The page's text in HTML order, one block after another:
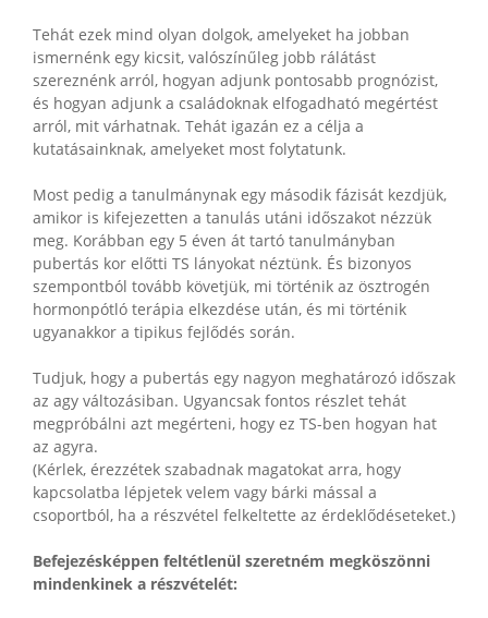
Tehát ezek mind olyan dolgok, amelyeket ha jobban
ismernénk egy kicsit, valószínűleg jobb rálátást
szereznénk arról, hogyan adjunk pontosabb prognózist,
és hogyan adjunk a családoknak elfogadható megértést
arról, mit várhatnak. Tehát igazán ez a célja a
kutatásainknak, amelyeket most folytatunk.
Most pedig a tanulmánynak egy második fázisát kezdjük,
amikor is kifejezetten a tanulás utáni időszakot nézzük
meg. Korábban egy 5 éven át tartó tanulmányban
pubertás kor előtti TS lányokat néztünk. És bizonyos
szempontból tovább követjük, mi történik az ösztrogén
hormonpótló terápia elkezdése után, és mi történik
ugyanakkor a tipikus fejlődés során.
Tudjuk, hogy a pubertás egy nagyon meghatározó időszak
az agy változásiban. Ugyancsak fontos részlet tehát
megpróbálni azt megérteni, hogy ez TS-ben hogyan hat
az agyra.
(Kérlek, érezzétek szabadnak magatokat arra, hogy
kapcsolatba lépjetek velem vagy bárki mással a
csoportból, ha a részvétel felkeltette az érdeklődéseteket.)
Befejezésképpen feltétlenül szeretném megköszönni
mindenkinek a részvételét: